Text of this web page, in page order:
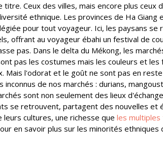
Ceux des villes, mais encore plus ceux
ethnique. Les provinces de Ha Giang
pour tout voyageur. Ici, les paysans se
offrant au voyageur ébahi un festival de
pas. Dans le delta du Mékong, les
pas les costumes mais les couleurs et
l'odorat et le goût ne sont pas en
de nos marchés : durians,
sont non seulement des lieux
se retrouvent, partagent des nouvelles et
cultures, une richesse que les multiples
en savoir plus sur les minorités ethniques